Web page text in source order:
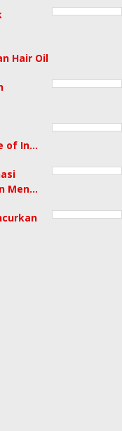
Hair Oil
of In…
Men…